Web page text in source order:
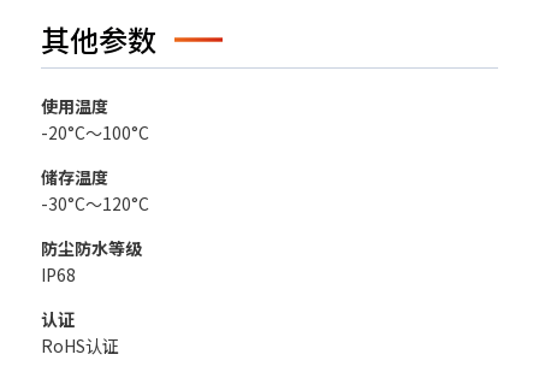
其他参数
使用温度
-20°C～100°C
储存温度
-30°C～120°C
防尘防水等级
IP68
认证
RoHS认证